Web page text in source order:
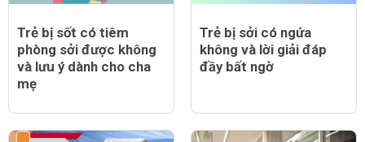
Trẻ bị sốt có tiêm
phòng sởi được không
và lưu ý dành cho cha
mẹ
Trẻ bị sởi có ngứa
không và lời giải đáp
đầy bất ngờ